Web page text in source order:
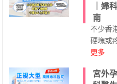
｜婦
南
不少香
硬塊或
更多
宮外